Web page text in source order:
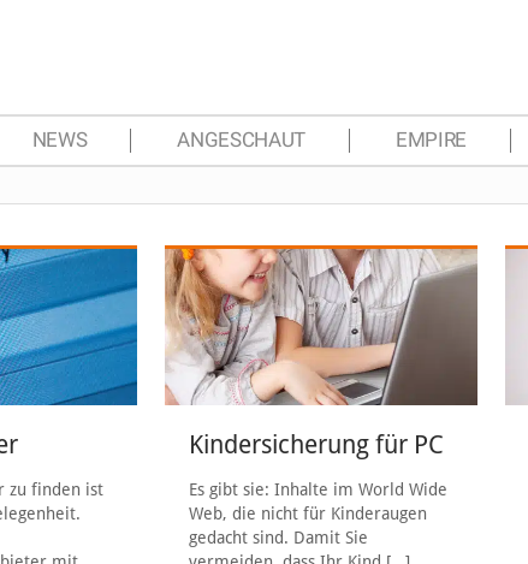
NEWS ANGESCHAUT EMPIRE
zu finden ist
Kindersicherung für PC
Es gibt sie: Inhalte im World Wide
Web, die nicht für Kinderaugen
gedacht sind. Damit Sie